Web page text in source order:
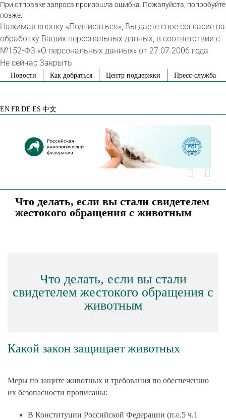
При отправке запроса произошла ошибка. Пожалуйста, попробуйте
позже.
Нажимая кнопку «Подписаться», Вы даете свое согласие на
обработку Ваших персональных данных, в соответствии с
№152-ФЗ «О персональных данных» от 27.07.2006 года.
Не сейчас Закрыть
SkipНовости Как добраться Центр поддержки Пресс-служба
EN FR DE ES 中文
Что делать, если вы стали свидетелем
жестокого обращения с животным
Что делать, если вы стали
свидетелем жестокого обращения с
животным
Какой закон защищает животных
Меры по защите животных и требования по обеспечению
их безопасности прописаны:
В Конституции Российской Федерации (п.е.5 ч.1